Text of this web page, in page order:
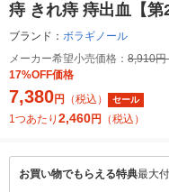
痔 きれ痔 痔出血【第
ブランド： ボラギノール
メーカー希望小売価格： 8,910円
17%OFF価格
7,380円 （税込） セール
1つあたり 2,460円 （税込）
お買い物でもらえる特典最大